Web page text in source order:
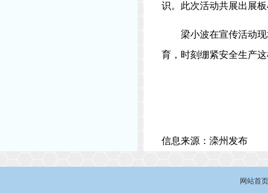
识。此次活动共展出展板
梁小波在宣传活动
育，时刻绷紧安全生产
信息来源：滦州发布
网站首页